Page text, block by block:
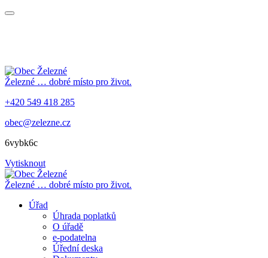
Železné … dobré místo pro život.
+420 549 418 285
obec@zelezne.cz
6vybk6c
Vytisknout
Železné … dobré místo pro život.
Úřad
Úhrada poplatků
O úřadě
e-podatelna
Úřední deska